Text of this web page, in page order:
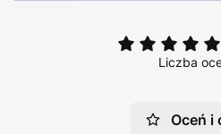
Liczba
Oceń i